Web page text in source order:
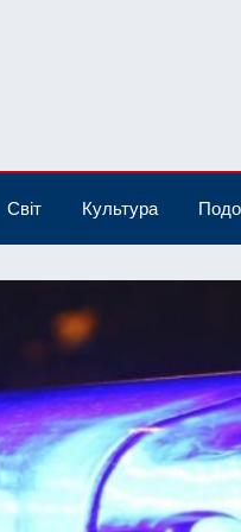
Світ Культура